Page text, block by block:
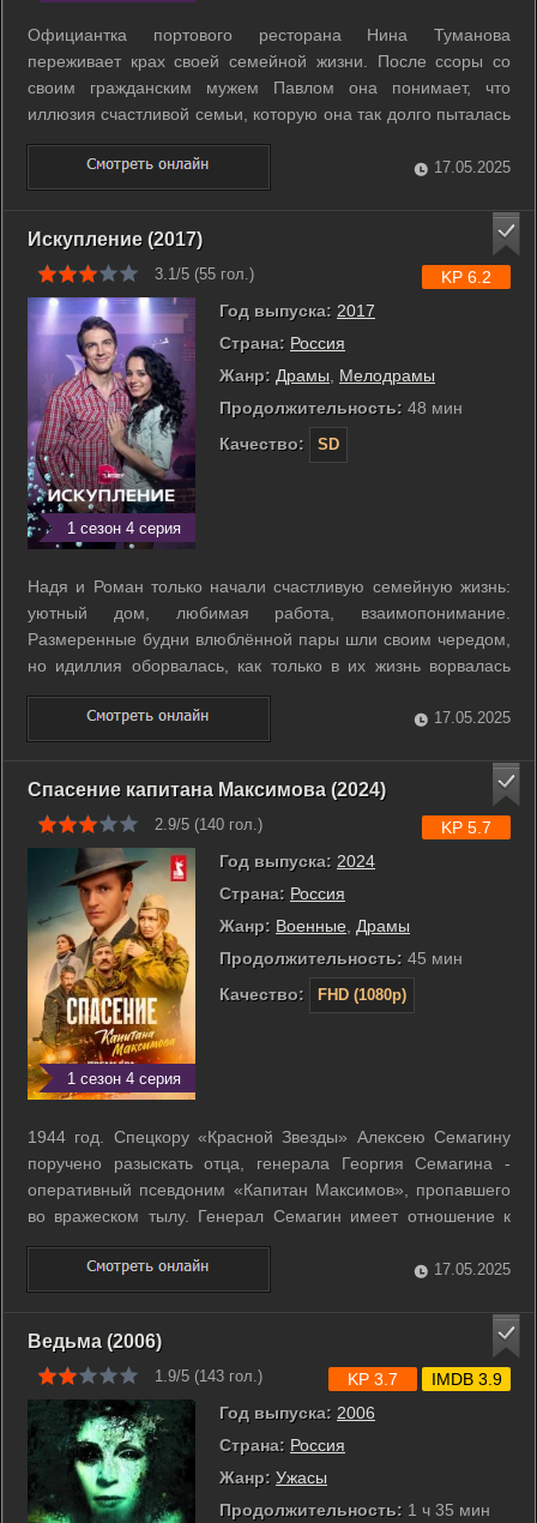
Официантка портового ресторана Нина Туманова
переживает крах своей семейной жизни. После ссоры со
своим гражданским мужем Павлом она понимает, что
иллюзия счастливой семьи, которую она так долго пыталась
сохранить, растаяла как дым. Нина настаивает на
прекращении отношений. Однако Павел, много лет
зарабатывающий на контрабанде, идущей через ...
17.05.2025
Искупление (2017)
3.1/5 (55 гол.)
1 сезон 4 серия
Год выпуска: 2017
Страна: Россия
Жанр: Драмы
Мелодрамы
Продолжительность: 48 мин
Качество:
SD
KP 6.2
Надя и Роман только начали счастливую семейную жизнь:
уютный дом, любимая работа, взаимопонимание.
Размеренные будни влюблённой пары шли своим чередом,
но идиллия оборвалась, как только в их жизнь ворвалась
мама Нади, бросившая её 20 лет назад. Желая проверить
зятя на верность, Валентина попадает в его постель.
Последствия столь опрометчивого ...
17.05.2025
Спасение капитана Максимова (2024)
2.9/5 (140 гол.)
1 сезон 4 серия
Год выпуска: 2024
Страна: Россия
Жанр: Военные
Драмы
Продолжительность: 45 мин
Качество:
FHD (1080p)
KP 5.7
1944 год. Спецкору «Красной Звезды» Алексею Семагину
поручено разыскать отца, генерала Георгия Семагина -
оперативный псевдоним «Капитан Максимов», пропавшего
во вражеском тылу. Генерал Семагин имеет отношение к
разработке стратегической операции «Багратион»,
приготовления к которой ведутся в строжайшей тайне.
Алексей попадает за линию фронта в ...
17.05.2025
Ведьма (2006)
1.9/5 (143 гол.)
Год выпуска: 2006
Страна: Россия
Жанр: Ужасы
Продолжительность: 1 ч 35 мин
KP 3.7 IMDB 3.9